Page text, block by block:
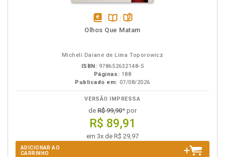
disponívelDisponível
páginas
Olhos Que Matam
Micheli Daiane de Lima Toporowicz
ISBN: 978652632148-5
Páginas: 188
Publicado em: 07/08/2026
VERSÃO IMPRESSA
de R$ 99,90* por
R$ 89,91
em 3x de R$ 29,97
ADICIONAR AO
CARRINHO